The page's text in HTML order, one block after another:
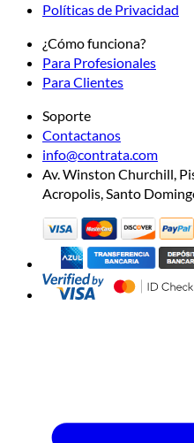
Políticas de Privacidad
¿Cómo funciona?
Para Profesionales
Para Clientes
Soporte
Contactanos
info@contrata.com
Av. Winston Churchill,
Acropolis, Santo